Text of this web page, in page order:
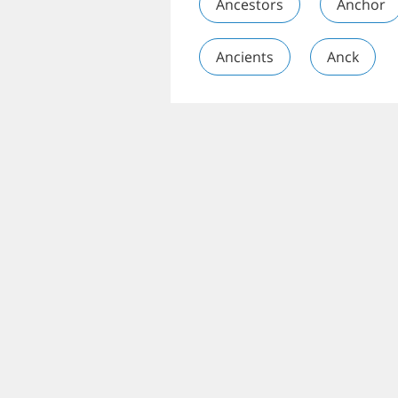
Ancestors Anchor
Ancients Anck